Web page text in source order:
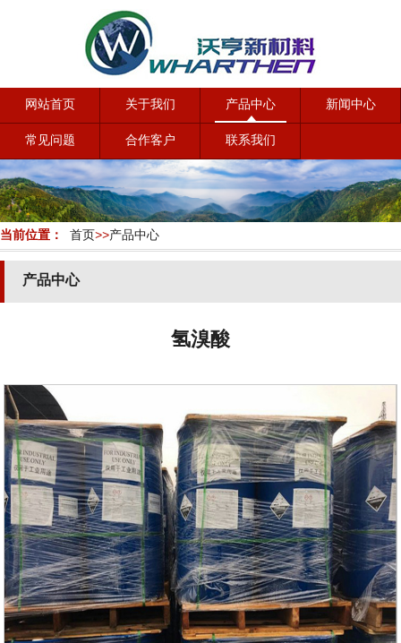
网站首页 关于我们 产品中心 新闻中心
常见问题 合作客户 联系我们
当前位置： 首页>>产品中心
产品中心
氢溴酸